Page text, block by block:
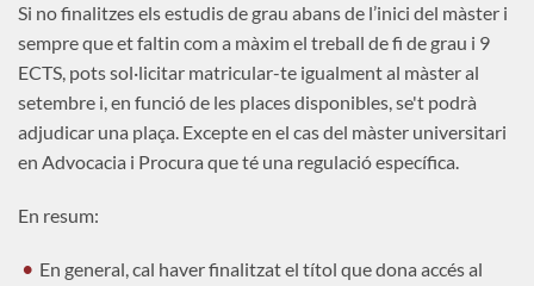
Si no finalitzes els estudis de grau abans de l’inici del màster i
sempre que et faltin com a màxim el treball de fi de grau i 9
ECTS, pots sol·licitar matricular-te igualment al màster al
setembre i, en funció de les places disponibles, se't podrà
adjudicar una plaça. Excepte en el cas del màster universitari
en Advocacia i Procura que té una regulació específica.
En resum:
En general, cal haver finalitzat el títol que dona accés al